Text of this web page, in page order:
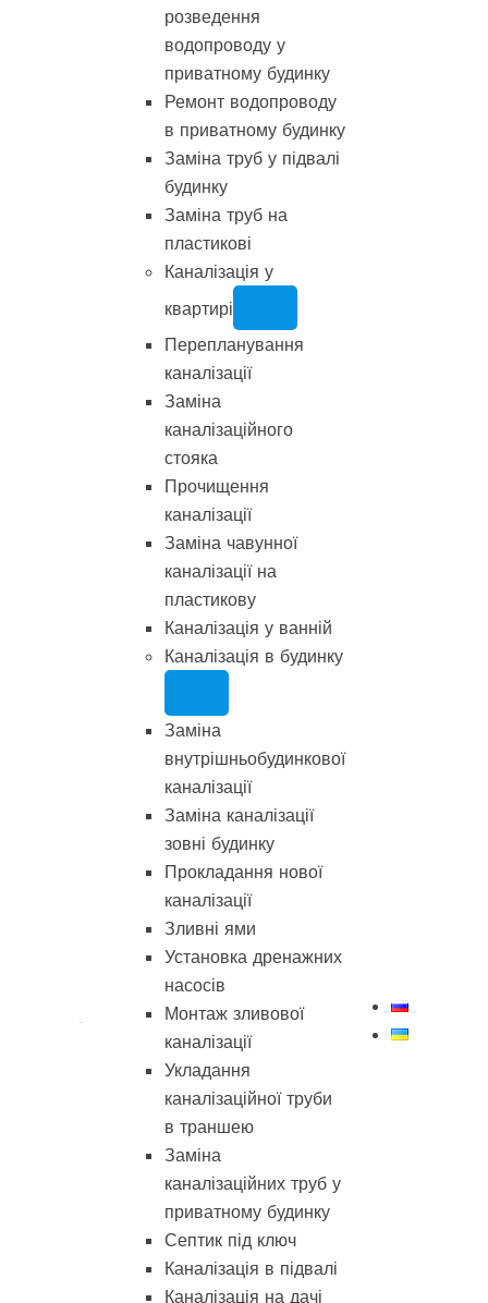
розведення
водопроводу у
приватному будинку
Ремонт водопроводу
в приватному будинку
Заміна труб у підвалі
будинку
Заміна труб на
пластикові
Каналізація у
квартирі
Перепланування
каналізації
Заміна
каналізаційного
стояка
Прочищення
каналізації
Заміна чавунної
каналізації на
пластикову
Каналізація у ванній
Каналізація в будинку
Заміна
внутрішньобудинкової
каналізації
Заміна каналізації
зовні будинку
Прокладання нової
каналізації
Зливні ями
Установка дренажних
насосів
Монтаж зливової
каналізації
Укладання
каналізаційної труби
в траншею
Заміна
каналізаційних труб у
приватному будинку
Септик під ключ
Каналізація в підвалі
Каналізація на дачі